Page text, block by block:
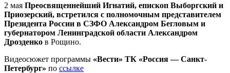
2 мая Преосвященнейший Игнатий, епископ Выборгский и
Приозерский, встретился с полномочным представителем
Президента России в СЗФО Александром Бегловым и
губернатором Ленинградской области Александром
Дрозденко в Рощино.
Видеосюжет программы «Вести» ТК «Россия — Санкт-
Петербург» по ссылке